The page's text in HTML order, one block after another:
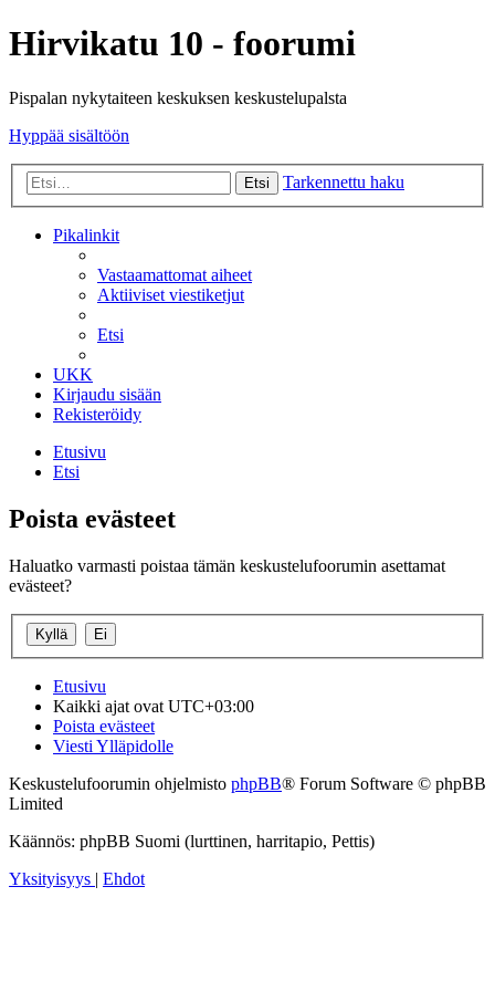
Hirvikatu 10 - foorumi
Pispalan nykytaiteen keskuksen keskustelupalsta
Hyppää sisältöön
Etsi Tarkennettu haku
Pikalinkit
Vastaamattomat aiheet
Aktiiviset viestiketjut
Etsi
UKK
Kirjaudu sisään
Rekisteröidy
Etusivu
Etsi
Poista evästeet
Haluatko varmasti poistaa tämän keskustelufoorumin asettamat
evästeet?
Etusivu
Kaikki ajat ovat UTC+03:00
Poista evästeet
Viesti Ylläpidolle
Keskustelufoorumin ohjelmisto phpBB® Forum Software © phpBB
Limited
Käännös: phpBB Suomi (lurttinen, harritapio, Pettis)
Yksityisyys | Ehdot